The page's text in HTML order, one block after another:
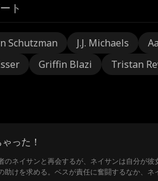
ト
Schutzman J.J. Michaels
Griffin Blazi Tristan
った！
のネイサンと再会するが、ネイサンは自分が
けを求める。ベスが責任に奮闘するなか、